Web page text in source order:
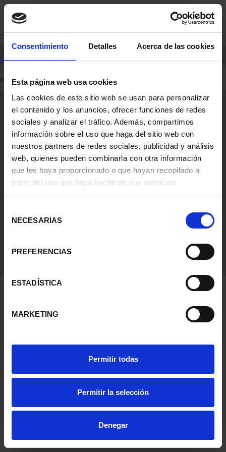
Consentimiento Detalles Acerca de las cookies
Esta página web usa cookies
Las cookies de este sitio web se usan para personalizar
el contenido y los anuncios, ofrecer funciones de redes
sociales y analizar el tráfico. Además, compartimos
información sobre el uso que haga del sitio web con
nuestros partners de redes sociales, publicidad y análisis
web, quienes pueden combinarla con otra información
que les haya proporcionado o que hayan recopilado a
partir del uso que haya hecho de sus servicios.
NECESARIAS
PREFERENCIAS
ESTADÍSTICA
MARKETING
Permitir todas
Permitir la selección
Denegar
Skip
content
Skip
navigation
menu
0
0 Products found
General Information
Contacto
Preguntas Frequentes (FAQs)
Aviso Legal
Condiciones Legales